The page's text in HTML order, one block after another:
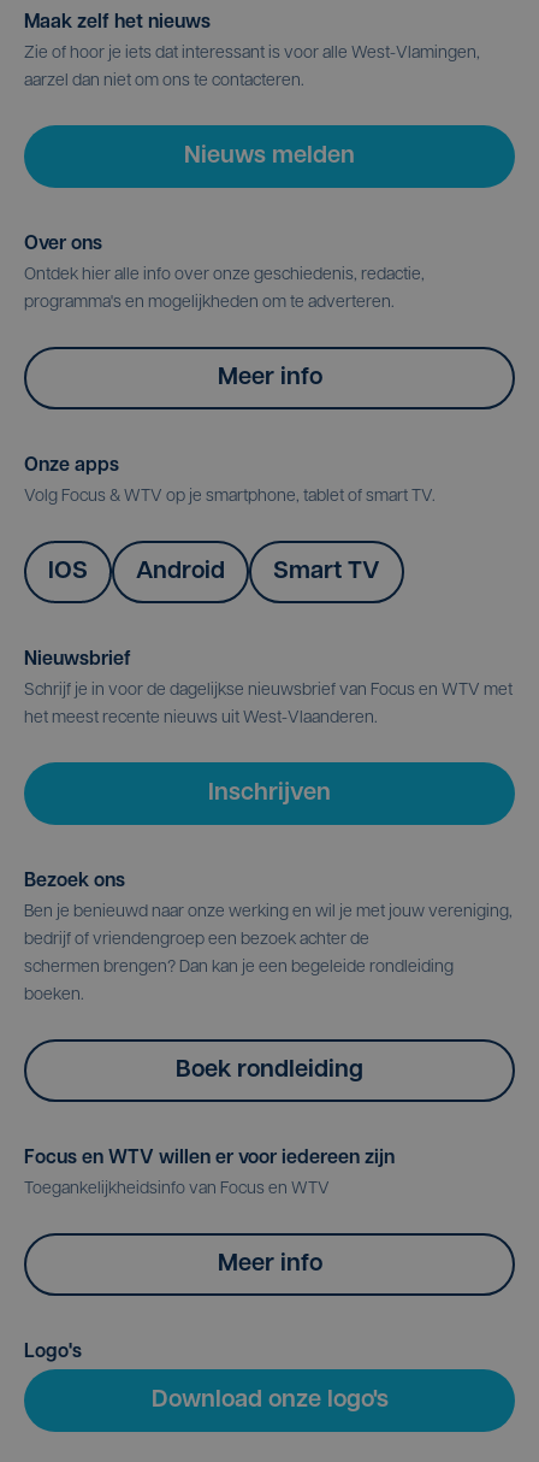
Maak zelf het nieuws
Zie of hoor je iets dat interessant is voor alle West-Vlamingen,
aarzel dan niet om ons te contacteren.
Nieuws melden
Over ons
Ontdek hier alle info over onze geschiedenis, redactie,
programma's en mogelijkheden om te adverteren.
Meer info
Onze apps
Volg Focus & WTV op je smartphone, tablet of smart TV.
IOS Android Smart TV
Nieuwsbrief
Schrijf je in voor de dagelijkse nieuwsbrief van Focus en WTV met
het meest recente nieuws uit West-Vlaanderen.
Inschrijven
Bezoek ons
Ben je benieuwd naar onze werking en wil je met jouw vereniging,
bedrijf of vriendengroep een bezoek achter de
schermen brengen? Dan kan je een begeleide rondleiding
boeken.
Boek rondleiding
Focus en WTV willen er voor iedereen zijn
Toegankelijkheidsinfo van Focus en WTV
Meer info
Logo's
Download onze logo's